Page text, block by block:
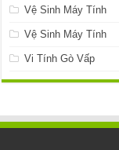
Vệ Sinh Máy Tính
Vệ Sinh Máy Tính
Vi Tính Gò Vấp